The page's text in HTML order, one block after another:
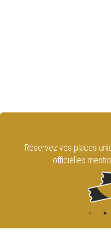
Réservez vos places
officielles